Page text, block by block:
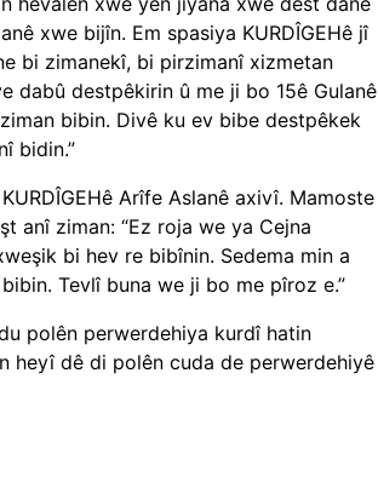
xwe bijîn. Em spasiya KURDÎGEHê jî
bi zimanekî, bi pirzimanî xizmetan
dabû destpêkirin û me ji bo 15ê Gulanê
bibin. Divê ku ev bibe destpêkek
bidin.”
Arîfe Aslanê axivî. Mamoste
anî ziman: “Ez roja we ya Cejna
bi hev re bibînin. Sedema min a
Tevlî buna we ji bo me pîroz e.”
polên perwerdehiya kurdî hatin
heyî dê di polên cuda de perwerdehiyê